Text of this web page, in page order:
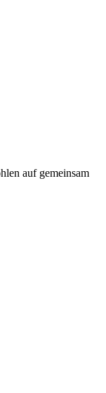
auf gemeinsam